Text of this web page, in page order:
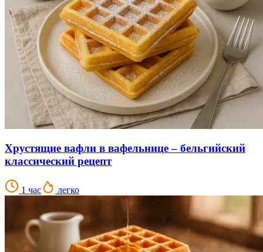
Хрустящие вафли в вафельнице – бельгийский
классический рецепт
1 час легко